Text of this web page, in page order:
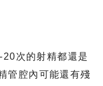
次的射精都還是
管腔內可能還有殘